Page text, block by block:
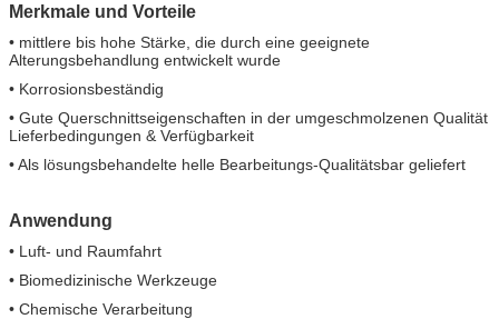
Merkmale und Vorteile
• mittlere bis hohe Stärke, die durch eine geeignete
Alterungsbehandlung entwickelt wurde
• Korrosionsbeständig
• Gute Querschnittseigenschaften in der umgeschmolzenen Qualität
Lieferbedingungen & Verfügbarkeit
• Als lösungsbehandelte helle Bearbeitungs-Qualitätsbar geliefert
Anwendung
• Luft- und Raumfahrt
• Biomedizinische Werkzeuge
• Chemische Verarbeitung